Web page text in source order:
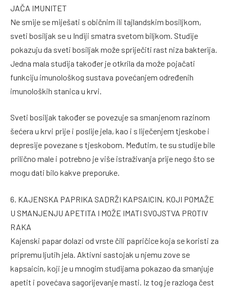
JAČA IMUNITET
Ne smije se miješati s običnim ili tajlandskim bosiljkom,
sveti bosiljak se u Indiji smatra svetom biljkom. Studije
pokazuju da sveti bosiljak može spriječiti rast niza bakterija.
Jedna mala studija također je otkrila da može pojačati
funkciju imunološkog sustava povećanjem određenih
imunoloških stanica u krvi.
Sveti bosiljak također se povezuje sa smanjenom razinom
šećera u krvi prije i poslije jela, kao i s liječenjem tjeskobe i
depresije povezane s tjeskobom. Međutim, te su studije bile
prilično male i potrebno je više istraživanja prije nego što se
mogu dati bilo kakve preporuke.
6. KAJENSKA PAPRIKA SADRŽI KAPSAICIN, KOJI POMAŽE
U SMANJENJU APETITA I MOŽE IMATI SVOJSTVA PROTIV
RAKA
Kajenski papar dolazi od vrste čili papričice koja se koristi za
pripremu ljutih jela. Aktivni sastojak u njemu zove se
kapsaicin, koji je u mnogim studijama pokazao da smanjuje
apetit i povećava sagorijevanje masti. Iz tog je razloga čest